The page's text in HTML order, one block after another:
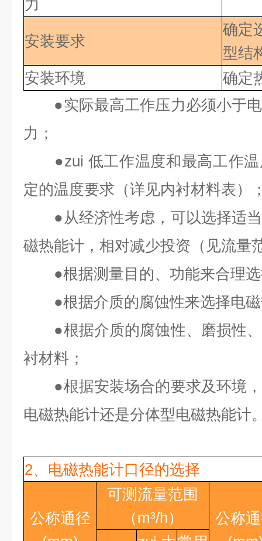
力
安装要求
确定
型结
安装环境
确定
●实际最高工作压力必须小于
力；
●zui 低工作温度和最高工作
定的温度要求（详见内衬材料表）
●从经济性考虑，可以选择适
磁热能计，相对减少投资（见流量
●根据测量目的、功能来合理
●根据介质的腐蚀性来选择电
●根据介质的腐蚀性、磨损性
衬材料；
●根据安装场合的要求及环境
电磁热能计还是分体型电磁热能计
2、电磁热能计口径的选择
公称通径
可测流量范围
（m³/h）
公称